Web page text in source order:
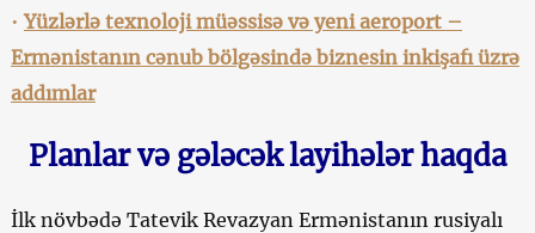
•Yüzlərlə texnoloji müəssisə və yeni aeroport –
Ermənistanın cənub bölgəsində biznesin inkişafı üzrə
addımlar
Planlar və gələcək layihələr haqda
İlk növbədə Tatevik Revazyan Ermənistanın rusiyalı